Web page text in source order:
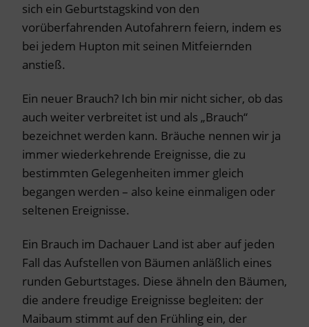
sich ein Geburtstagskind von den
vorüberfahrenden Autofahrern feiern, indem es
bei jedem Hupton mit seinen Mitfeiernden
anstieß.
Ein neuer Brauch? Ich bin mir nicht sicher, ob das
auch weiter verbreitet ist und als „Brauch“
bezeichnet werden kann. Bräuche nennen wir ja
immer wiederkehrende Ereignisse, die zu
bestimmten Gelegenheiten immer gleich
begangen werden – also keine einmaligen oder
seltenen Ereignisse.
Ein Brauch im Dachauer Land ist aber auf jeden
Fall das Aufstellen von Bäumen anläßlich eines
runden Geburtstages. Diese ähneln den Bäumen,
die andere freudige Ereignisse begleiten: der
Maibaum stimmt auf den Frühling ein, der